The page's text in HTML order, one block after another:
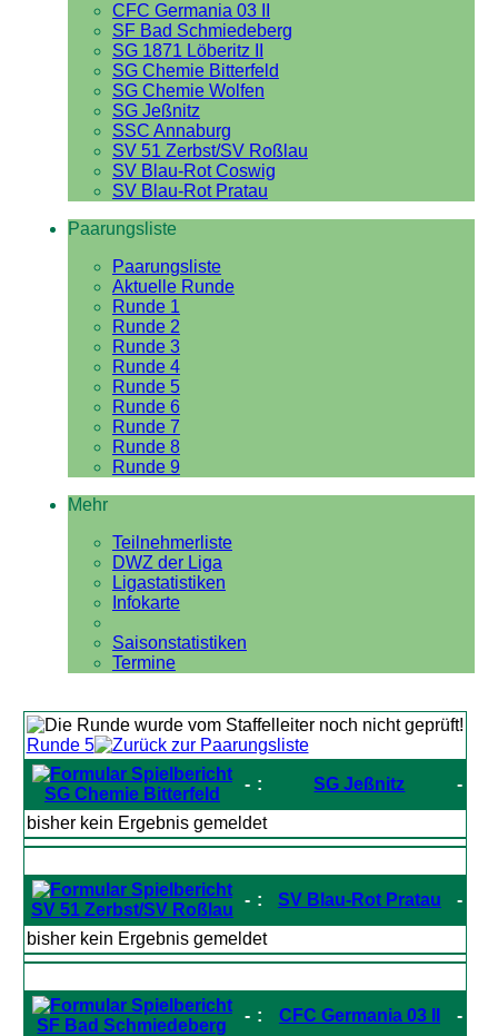
CFC Germania 03 II
SF Bad Schmiedeberg
SG 1871 Löberitz II
SG Chemie Bitterfeld
SG Chemie Wolfen
SG Jeßnitz
SSC Annaburg
SV 51 Zerbst/SV Roßlau
SV Blau-Rot Coswig
SV Blau-Rot Pratau
Paarungsliste
Paarungsliste
Aktuelle Runde
Runde 1
Runde 2
Runde 3
Runde 4
Runde 5
Runde 6
Runde 7
Runde 8
Runde 9
Mehr
Teilnehmerliste
DWZ der Liga
Ligastatistiken
Infokarte
Saisonstatistiken
Termine
Runde 5
SG Chemie Bitterfeld
- : SG Jeßnitz -
bisher kein Ergebnis gemeldet
SV 51 Zerbst/SV Roßlau
- : SV Blau-Rot Pratau -
bisher kein Ergebnis gemeldet
SF Bad Schmiedeberg
- : CFC Germania 03 II -